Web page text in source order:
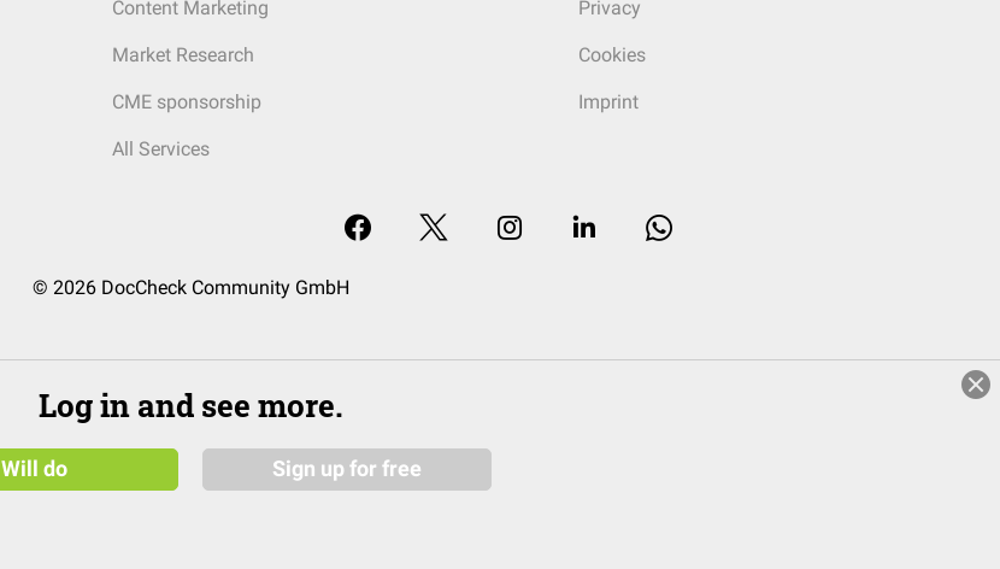
Content Marketing
Market Research
CME sponsorship
All Services
Privacy
Cookies
Imprint
© 2026 DocCheck Community GmbH
Log in and see more.
Will do Sign up for free